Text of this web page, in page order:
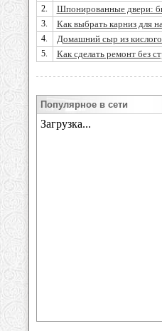
2. Шпонированные двери:
3. Как выбрать карниз для
4. Домашний сыр из
5. Как сделать ремонт без
Популярное в сети